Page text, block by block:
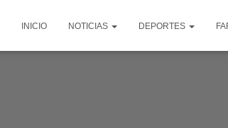
INICIO NOTICIAS DEPORTES